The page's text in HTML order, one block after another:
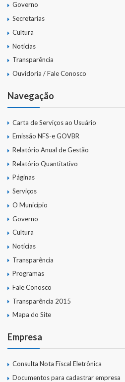
Governo
Secretarias
Cultura
Notícias
Transparência
Ouvidoria / Fale Conosco
Navegação
Carta de Serviços ao Usuário
Emissão NFS-e GOVBR
Relatório Anual de Gestão
Relatório Quantitativo
Páginas
Serviços
O Município
Governo
Cultura
Notícias
Transparência
Programas
Fale Conosco
Transparência 2015
Mapa do Site
Empresa
Consulta Nota Fiscal Eletrônica
Documentos para cadastrar empresa